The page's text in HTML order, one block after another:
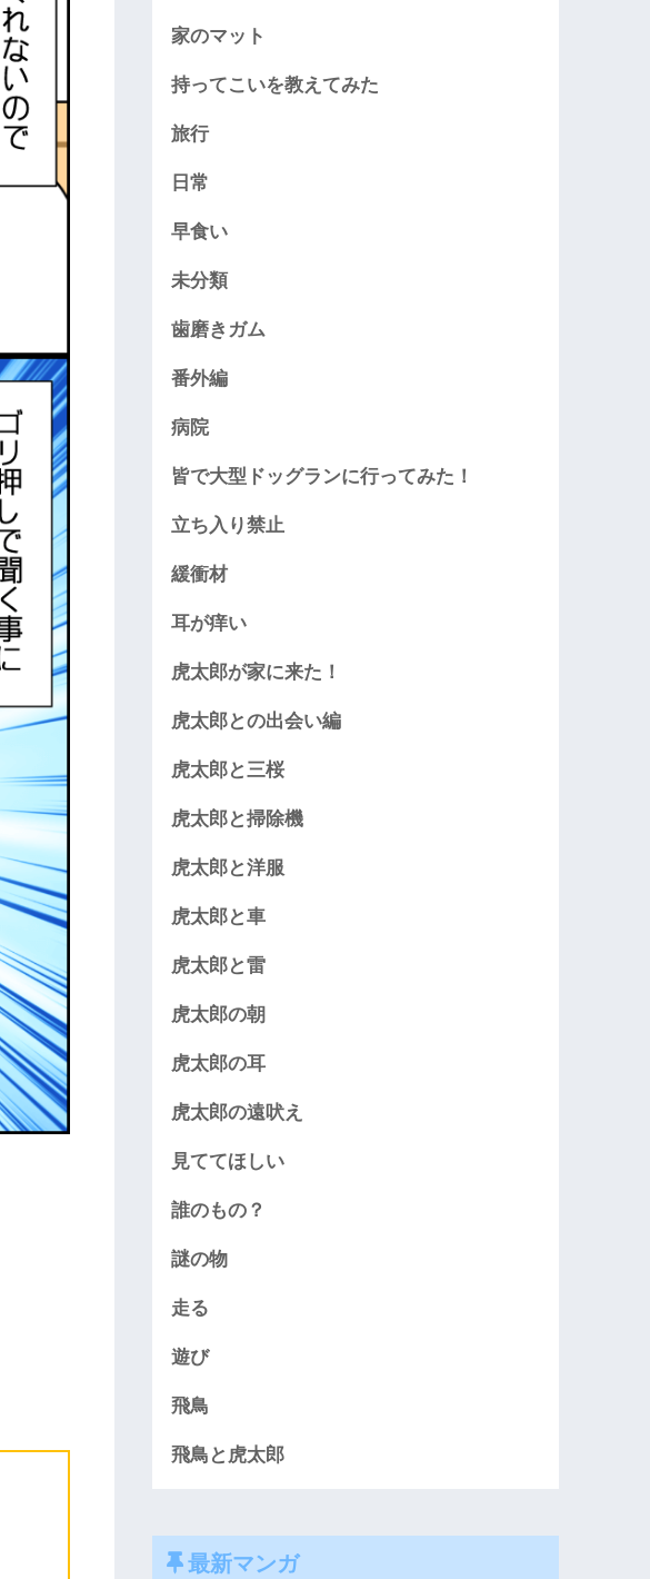
家のマット
持ってこいを教えてみた
旅行
日常
早食い
未分類
歯磨きガム
番外編
病院
皆で大型ドッグランに行ってみた！
立ち入り禁止
緩衝材
耳が痒い
虎太郎が家に来た！
虎太郎との出会い編
虎太郎と三桜
虎太郎と掃除機
虎太郎と洋服
虎太郎と車
虎太郎と雷
虎太郎の朝
虎太郎の耳
虎太郎の遠吠え
見ててほしい
誰のもの？
謎の物
走る
遊び
飛鳥
飛鳥と虎太郎
最新マンガ